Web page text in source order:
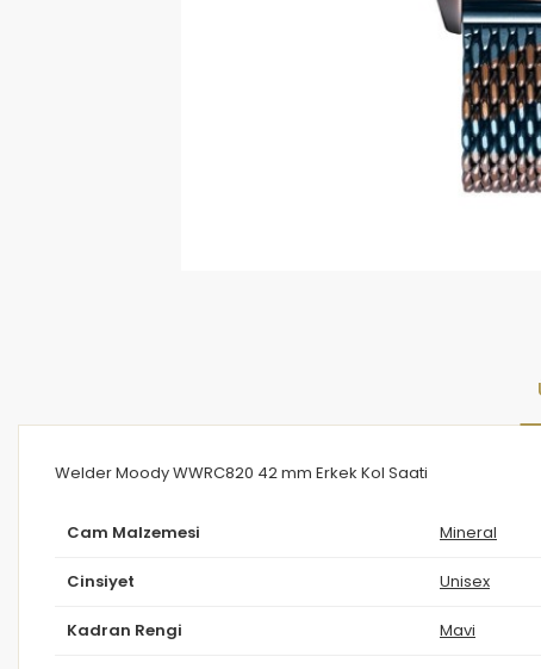
Welder Moody WWRC820 42 mm Erkek Kol Saati
Cam Malzemesi Mineral
Cinsiyet Unisex
Kadran Rengi Mavi